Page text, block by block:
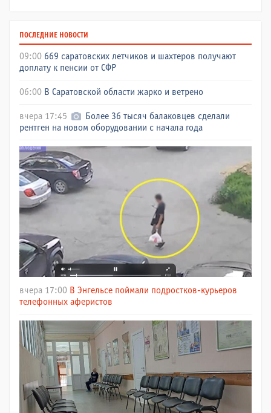
ПОСЛЕДНИЕ НОВОСТИ
09:00 669 саратовских летчиков и шахтеров получают
доплату к пенсии от СФР
06:00 В Саратовской области жарко и ветрено
вчера 17:45
Более 36 тысяч балаковцев сделали
рентген на новом оборудовании с начала года
вчера 17:00 В Энгельсе поймали подростков-курьеров
телефонных аферистов